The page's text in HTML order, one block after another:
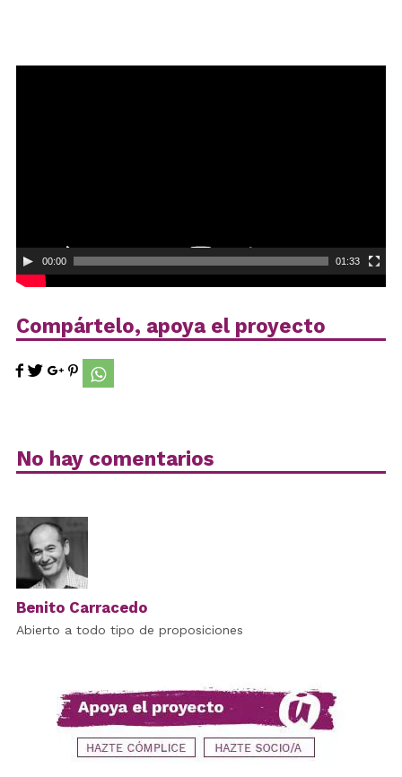
00:00 01:33
Compártelo, apoya el proyecto
No hay comentarios
Benito Carracedo
Abierto a todo tipo de proposiciones